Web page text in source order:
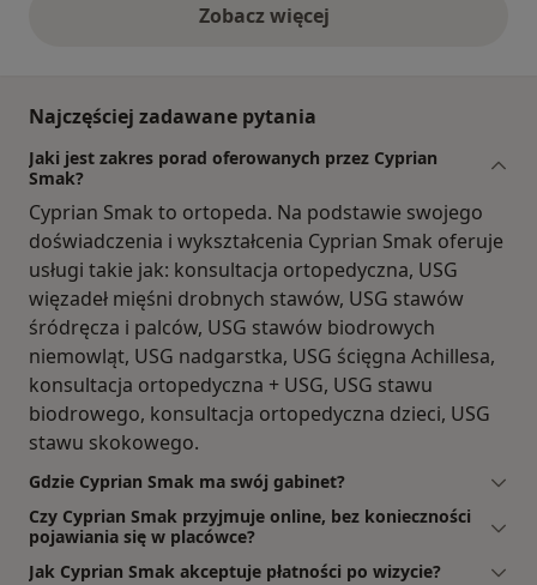
Zobacz więcejopinie powyżej
Najczęściej zadawane pytania
Jaki jest zakres porad oferowanych przez Cyprian
Smak?
Cyprian Smak to ortopeda. Na podstawie swojego
doświadczenia i wykształcenia Cyprian Smak oferuje
usługi takie jak: konsultacja ortopedyczna, USG
więzadeł mięśni drobnych stawów, USG stawów
śródręcza i palców, USG stawów biodrowych
niemowląt, USG nadgarstka, USG ścięgna Achillesa,
konsultacja ortopedyczna + USG, USG stawu
biodrowego, konsultacja ortopedyczna dzieci, USG
stawu skokowego.
Gdzie Cyprian Smak ma swój gabinet?
Czy Cyprian Smak przyjmuje online, bez konieczności
pojawiania się w placówce?
Jak Cyprian Smak akceptuje płatności po wizycie?